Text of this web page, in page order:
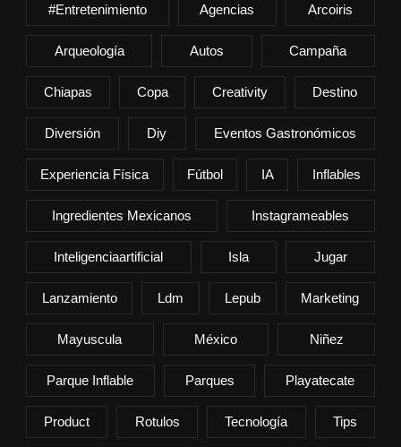
#entretenimiento Agencias Arcoiris
Arqueología Autos Campaña
Chiapas Copa Creativity Destino
Diversión Diy Eventos Gastronómicos
Experiencia Física Fútbol IA Inflables
Ingredientes Mexicanos Instagrameables
Inteligenciaartificial Isla Jugar
Lanzamiento Ldm Lepub Marketing
Mayuscula México Niñez
Parque Inflable Parques Playatecate
Product Rotulos Tecnología Tips